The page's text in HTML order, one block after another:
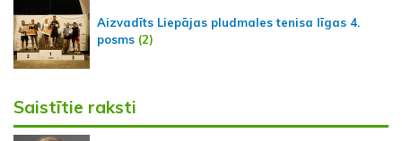
Aizvadīts Liepājas pludmales tenisa līgas 4.
posms (2)
Saistītie raksti